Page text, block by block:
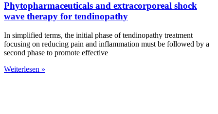
Phytopharmaceuticals and extracorporeal shock
wave therapy for tendinopathy
In simplified terms, the initial phase of tendinopathy treatment
focusing on reducing pain and inflammation must be followed by a
second phase to promote effective
Weiterlesen »